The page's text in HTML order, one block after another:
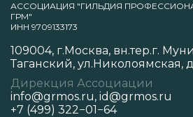
АССОЦИАЦИЯ "ГИЛЬДИЯ
ГРМ"
ИНН 9709133173
109004, г.Москва, вн.тер.г.
Таганский, ул.Николоямская,
Дирекция Ассоциации
info@grmos.ru, id@grmos.ru
+7 (499) 322−01−64